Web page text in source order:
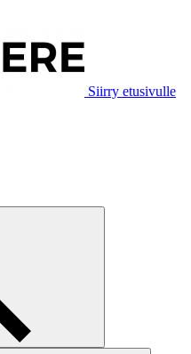
Siirry etusivulle